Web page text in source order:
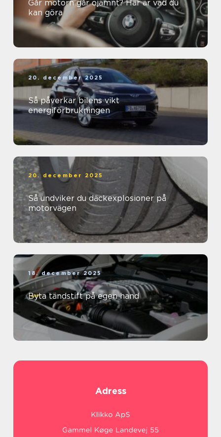
Går motorn går ojämnt? Här är vad du
kan göra
20. december 2025
Så påverkar bilens vikt
energiförbrukningen
20. december 2025
Så undviker du däckexplosioner på
motorvägen
18. december 2025
Byta tändstift på egen hand
Adress